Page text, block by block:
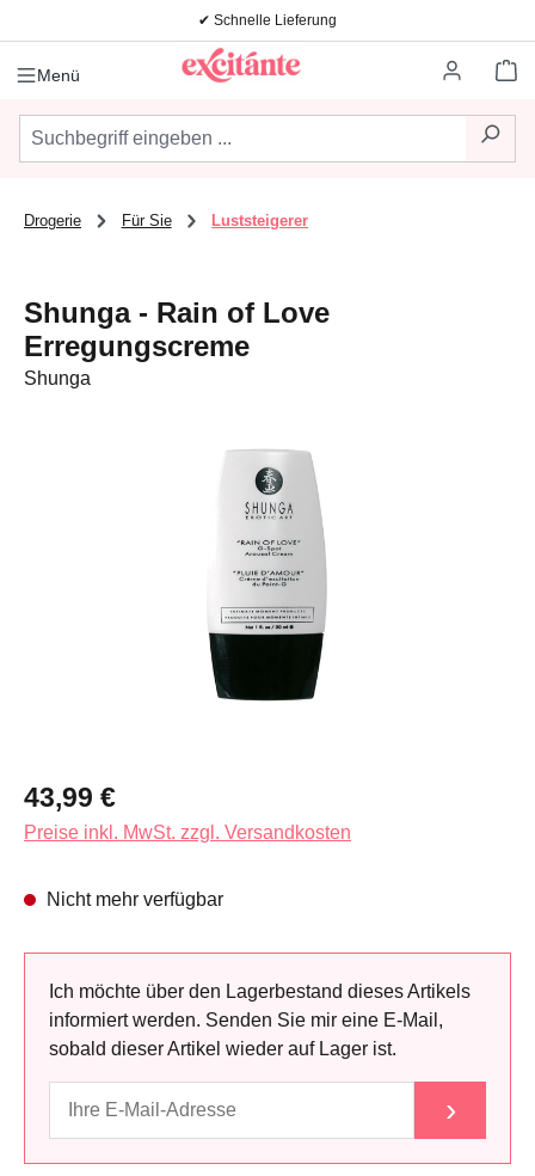
Zum Hauptinhalt springen✔ Schnelle Lieferung
Menü
Drogerie Für Sie Luststeigerer
Shunga - Rain of Love
Erregungscreme
Shunga
Regulärer Preis:
43,99 €
Preise inkl. MwSt. zzgl. Versandkosten
Nicht mehr verfügbar
Ich möchte über den Lagerbestand dieses Artikels
informiert werden. Senden Sie mir eine E-Mail,
sobald dieser Artikel wieder auf Lager ist.
›